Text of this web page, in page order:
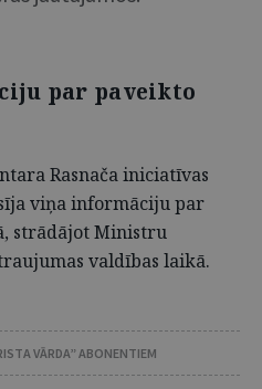
par paveikto
Rasnača iniciatīvas
viņa informāciju par
strādājot Ministru
valdības laikā.
VĀRDA” ABONENTIEM